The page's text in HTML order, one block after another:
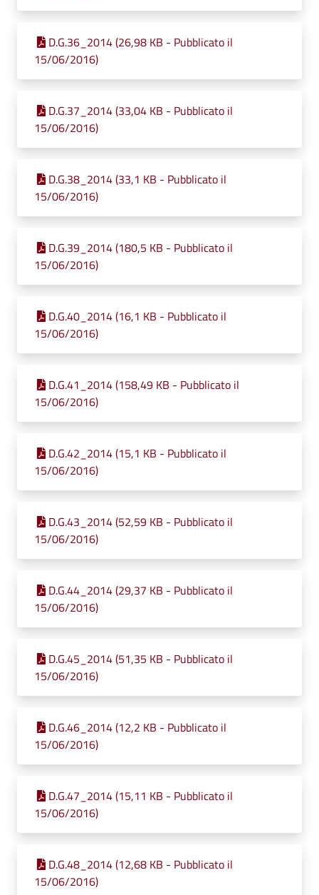
D.G.36_2014 (26,98 KB - Pubblicato il
15/06/2016)
D.G.37_2014 (33,04 KB - Pubblicato il
15/06/2016)
D.G.38_2014 (33,1 KB - Pubblicato il
15/06/2016)
D.G.39_2014 (180,5 KB - Pubblicato il
15/06/2016)
D.G.40_2014 (16,1 KB - Pubblicato il
15/06/2016)
D.G.41_2014 (158,49 KB - Pubblicato il
15/06/2016)
D.G.42_2014 (15,1 KB - Pubblicato il
15/06/2016)
D.G.43_2014 (52,59 KB - Pubblicato il
15/06/2016)
D.G.44_2014 (29,37 KB - Pubblicato il
15/06/2016)
D.G.45_2014 (51,35 KB - Pubblicato il
15/06/2016)
D.G.46_2014 (12,2 KB - Pubblicato il
15/06/2016)
D.G.47_2014 (15,11 KB - Pubblicato il
15/06/2016)
D.G.48_2014 (12,68 KB - Pubblicato il
15/06/2016)